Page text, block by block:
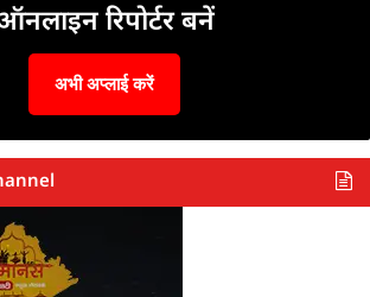
रिपोर्टर बनें
अभी अप्लाई करें